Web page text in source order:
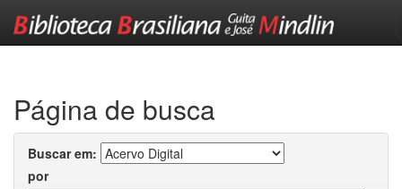
Página de busca
Buscar em:
por